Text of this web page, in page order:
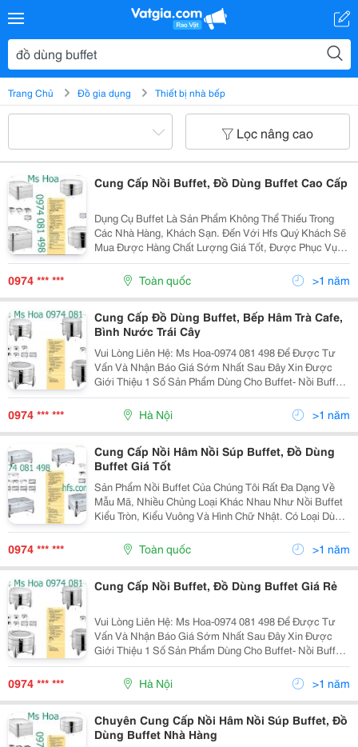
Trang Chủ Đồ gia dụng Thiết bị nhà bếp
Lọc nâng cao
Cung Cấp Nồi Buffet, Đồ Dùng Buffet Cao Cấp
Dụng Cụ Buffet Là Sản Phẩm Không Thể Thiếu Trong
Các Nhà Hàng, Khách Sạn. Đến Với Hfs Quý Khách Sẽ
Mua Được Hàng Chất Lượng Giá Tốt, Được Phục Vụ
Chu Đáo Bởi Đội Ngũ Nhân Viên Chuyên Nghiệp, Đáp
Ứng Tất Cả Các Yêu Cầu Khách Đưa Ra. Để Được Tư
Vấn Chi...
0974 *** *** Toàn quốc >1 năm
Cung Cấp Đồ Dùng Buffet, Bếp Hâm Trà Cafe,
Bình Nước Trái Cây
Vui Lòng Liên Hệ: Ms Hoa-0974 081 498 Để Được Tư
Vấn Và Nhận Báo Giá Sớm Nhất Sau Đây Xin Được
Giới Thiệu 1 Số Sản Phẩm Dùng Cho Buffet- Nồi Buffet
Nắp Kính, Nồi Buffet Chân Quỳ, Nồi Buffet Chữ Nhật,
Nồi Buffet Tròn, Nồi Buffet Chân Vàng, Nồi...
0974 *** *** Hà Nội >1 năm
Cung Cấp Nồi Hâm Nồi Súp Buffet, Đồ Dùng
Buffet Giá Tốt
Sản Phẩm Nồi Buffet Của Chúng Tôi Rất Đa Dạng Về
Mẫu Mã, Nhiều Chủng Loại Khác Nhau Như Nồi Buffet
Kiểu Tròn, Kiểu Vuông Và Hình Chữ Nhật. Có Loại Dùng
Điện, Có Loại Dùng Cồn... Nhằm Đáp Ứng Được Mọi
Nhu Cầu Của Quý Khách.ngoài Ra Chúng Tôi Còn Có...
0974 *** *** Toàn quốc >1 năm
Cung Cấp Nồi Buffet, Đồ Dùng Buffet Giá Rẻ
Vui Lòng Liên Hệ: Ms Hoa-0974 081 498 Để Được Tư
Vấn Và Nhận Báo Giá Sớm Nhất Sau Đây Xin Được
Giới Thiệu 1 Số Sản Phẩm Dùng Cho Buffet- Nồi Buffet
Nắp Kính, Nồi Buffet Chân Quỳ, Nồi Buffet Chữ Nhật,
Nồi Buffet Tròn, Nồi Buffet Chân Vàng, Nồi...
0974 *** *** Hà Nội >1 năm
Chuyên Cung Cấp Nồi Hâm Nồi Súp Buffet, Đồ
Dùng Buffet Nhà Hàng